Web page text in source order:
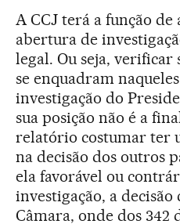
A CCJ terá a função
abertura de
legal. Ou seja, verificar
se enquadram
investigação do
sua posição não é a
relatório costumar ter
na decisão dos outros
ela favorável ou
investigação, a
Câmara, onde dos 342